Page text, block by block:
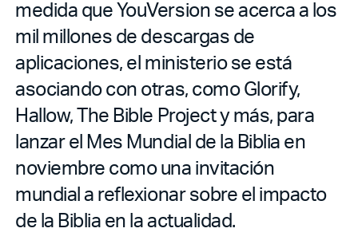
medida que YouVersion se acerca a los
mil millones de descargas de
aplicaciones, el ministerio se está
asociando con otras, como Glorify,
Hallow, The Bible Project y más, para
lanzar el Mes Mundial de la Biblia en
noviembre como una invitación
mundial a reflexionar sobre el impacto
de la Biblia en la actualidad.